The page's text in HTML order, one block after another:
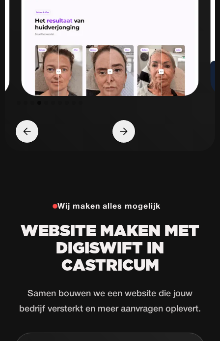
Wij maken alles mogelijk
WEBSITE MAKEN MET
DIGISWIFT IN
CASTRICUM
Samen bouwen we een website die jouw
bedrijf versterkt en meer aanvragen oplevert.